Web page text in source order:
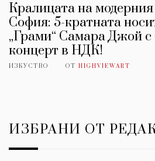
Кралицата на
София: 5-кратната
„Грами“ Самара Джой с
концерт в НДК!
ИЗКУСТВО ОТ HIGHVIEWART
ИЗБРАНИ ОТ